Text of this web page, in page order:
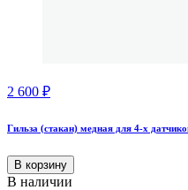
2 600 ₽
Гильза (стакан) медная для 4-х
В корзину
В наличии